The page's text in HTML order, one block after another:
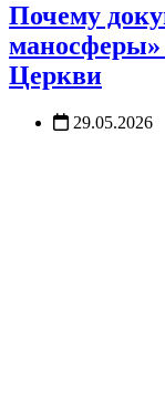
Почему
Церкви
29.05.2026